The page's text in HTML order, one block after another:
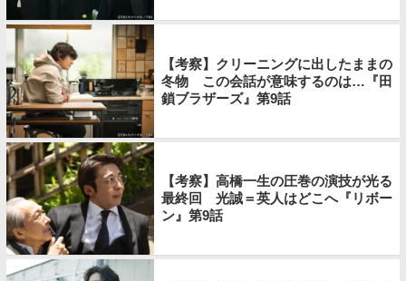
【考察】クリーニングに出したままの
冬物 この会話が意味するのは…『田
鎖ブラザーズ』第9話
【考察】高橋一生の圧巻の演技が光る
最終回 光誠＝英人はどこへ『リボー
ン』第9話